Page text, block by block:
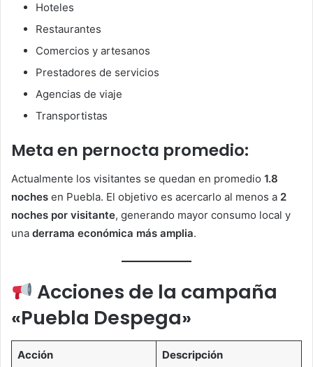
Hoteles
Restaurantes
Comercios y artesanos
Prestadores de servicios
Agencias de viaje
Transportistas
Meta en pernocta promedio:
Actualmente los visitantes se quedan en promedio 1.8
noches en Puebla. El objetivo es acercarlo al menos a 2
noches por visitante, generando mayor consumo local y
una derrama económica más amplia.
Acciones de la campaña
«Puebla Despega»
Acción Descripción